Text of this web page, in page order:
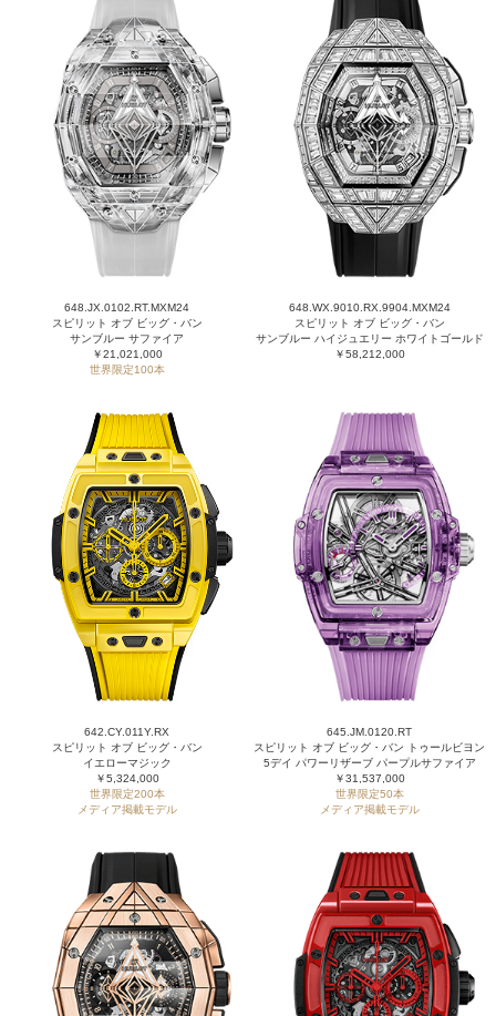
648.JX.0102.RT.MXM24
スピリット オブ ビッグ・バン
サンブルー サファイア
￥21,021,000
世界限定100本
648.WX.9010.RX.9904.MXM24
スピリット オブ ビッグ・バン
サンブルー ハイジュエリー ホワイトゴールド
￥58,212,000
642.CY.011Y.RX
スピリット オブ ビッグ・バン
イエローマジック
￥5,324,000
世界限定200本
メディア掲載モデル
645.JM.0120.RT
スピリット オブ ビッグ・バン トゥールビヨン
5デイ パワーリザーブ パープルサファイア
￥31,537,000
世界限定50本
メディア掲載モデル